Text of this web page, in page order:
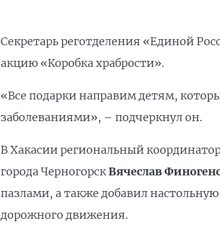
Секретарь реготделения «Единой
акцию «Коробка храбрости».
«Все подарки направим детям,
заболеваниями», – подчеркнул он.
В Хакасии региональный
города ЧерногорскВячеслав
пазлами, а также добавил
дорожного движения.